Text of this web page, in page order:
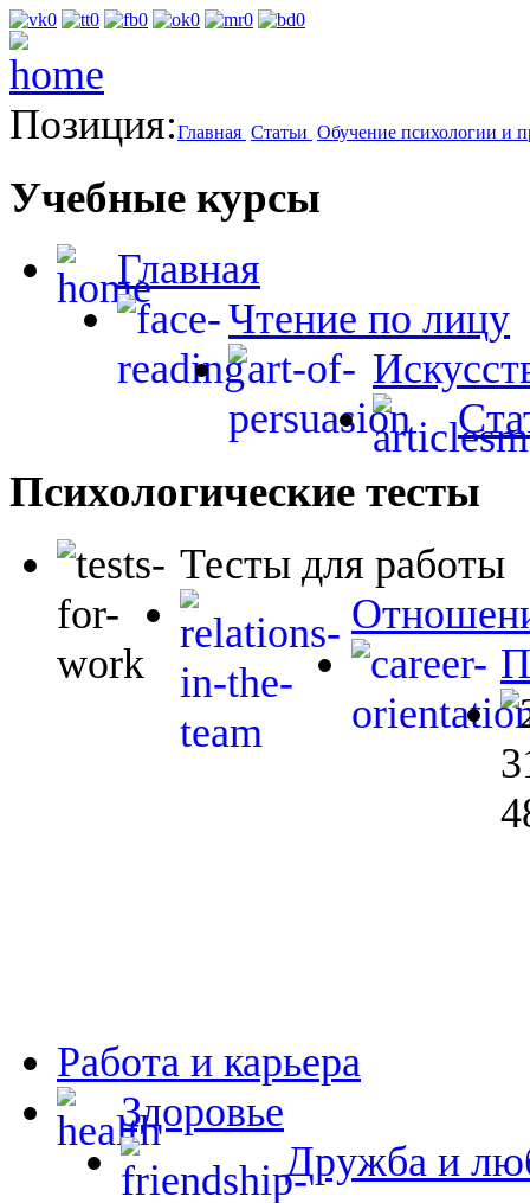
Позиция:Главная Статьи Обучение психологии и
Учебные курсы
Главная
Чтение по лицу
Психологические тесты
Тесты для работы
Работа и карьера
Здоровье
Дружба и